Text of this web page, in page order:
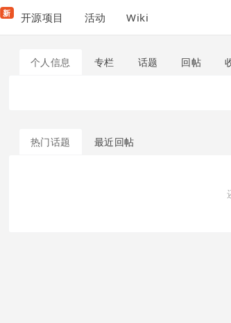
新 开源项目 活动 Wiki
个人信息 专栏 话题 回帖
热门话题 最近回帖